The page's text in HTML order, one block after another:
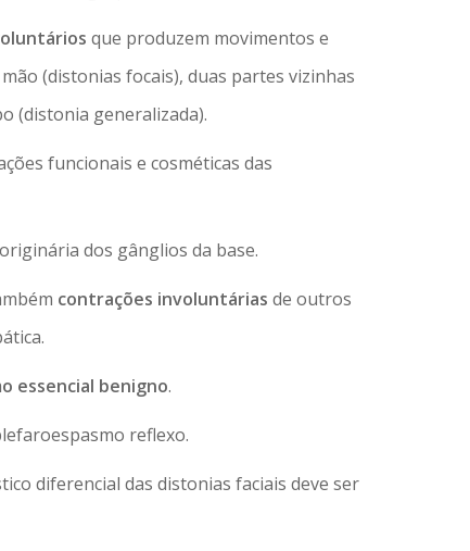
que produzem movimentos e
(distonias focais), duas partes vizinhas
(distonia generalizada).
funcionais e cosméticas das
dos gânglios da base.
contrações involuntárias de outros
essencial benigno.
reflexo.
diferencial das distonias faciais deve ser